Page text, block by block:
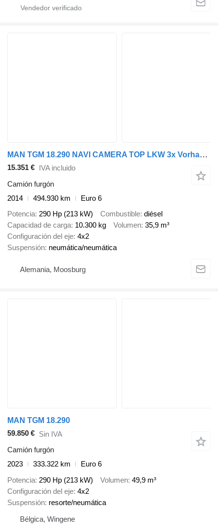
MAN TGM 18.290 NAVI CAMERA TOP LKW 3x Vorhanden
15.351 € IVA incluido
Camión furgón
2014
494.930 km
Euro 6
Potencia 290 Hp (213 kW) Combustible diésel
Capacidad de carga 10.300 kg Volumen 35,9 m³
Configuración del eje 4x2
Suspensión neumática/neumática
Alemania, Moosburg
MAN TGM 18.290
59.850 € Sin IVA
Camión furgón
2023
333.322 km
Euro 6
Potencia 290 Hp (213 kW) Volumen 49,9 m³
Configuración del eje 4x2
Suspensión resorte/neumática
Bélgica, Wingene